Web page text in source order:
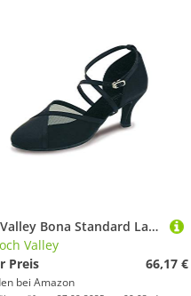
Roch Valley Bona Standard Latein Tanzschuh für Damen, Schwarz, 40 EU/6.5 UK
Valley
Preis
66,17 €
bei Amazon